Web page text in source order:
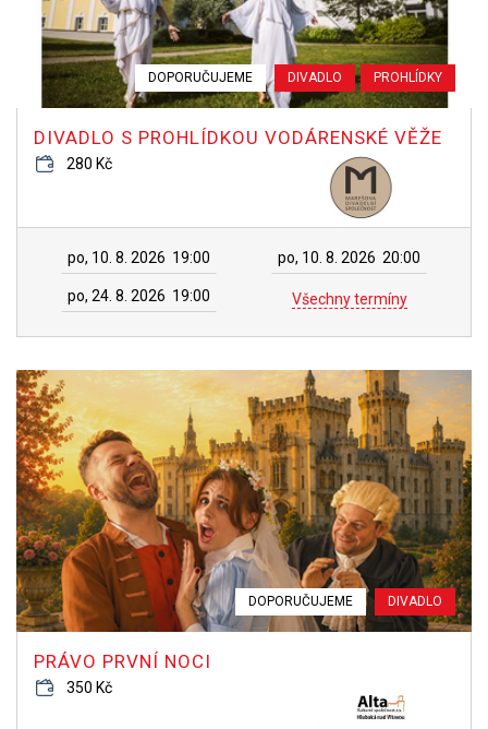
DOPORUČUJEME DIVADLO PROHLÍDKY
DIVADLO S PROHLÍDKOU VODÁRENSKÉ VĚŽE
280 Kč
po, 10. 8. 2026 19:00 po, 10. 8. 2026 20:00
po, 24. 8. 2026 19:00 Všechny termíny
DOPORUČUJEME DIVADLO
PRÁVO PRVNÍ NOCI
350 Kč